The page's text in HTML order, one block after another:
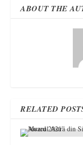
ABOUT THE
RELATED